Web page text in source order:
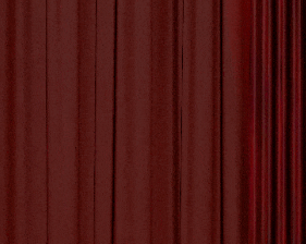
een essentiële rol in het culturele
samenleving. Ze fungeren als
waar mensen samenkomen om
en andere vormen van culturele
Deze centra bieden een platform
als opkomende artiesten om
en het publiek te inspireren.
van artistieke creativiteit, dragen
de sociale cohesie en het welzijn
Ze creëren een gevoel van
saamhorigheid door mensen uit
samen te brengen in een